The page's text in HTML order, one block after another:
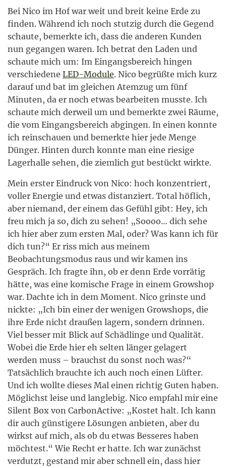
Bei Nico im Hof war weit und breit keine Erde zu
finden. Während ich noch stutzig durch die Gegend
schaute, bemerkte ich, dass die anderen Kunden
nun gegangen waren. Ich betrat den Laden und
schaute mich um: Im Eingangsbereich hingen
verschiedene LED-Module. Nico begrüßte mich kurz
darauf und bat im gleichen Atemzug um fünf
Minuten, da er noch etwas bearbeiten musste. Ich
schaute mich derweil um und bemerkte zwei Räume,
die vom Eingangsbereich abgingen. In einen konnte
ich reinschauen und bemerkte hier jede Menge
Dünger. Hinten durch konnte man eine riesige
Lagerhalle sehen, die ziemlich gut bestückt wirkte.
Mein erster Eindruck von Nico: hoch konzentriert,
voller Energie und etwas distanziert. Total höflich,
aber niemand, der einem das Gefühl gibt: Hey, ich
freu mich ja so, dich zu sehen! „Soooo… dich sehe
ich hier aber zum ersten Mal, oder? Was kann ich für
dich tun?“ Er riss mich aus meinem
Beobachtungsmodus raus und wir kamen ins
Gespräch. Ich fragte ihn, ob er denn Erde vorrätig
hätte, was eine komische Frage in einem Growshop
war. Dachte ich in dem Moment. Nico grinste und
nickte: „Ich bin einer der wenigen Growshops, die
ihre Erde nicht draußen lagern, sondern drinnen.
Viel besser mit Blick auf Schädlinge und Qualität.
Wobei die Erde hier eh selten länger gelagert
werden muss – brauchst du sonst noch was?“
Tatsächlich brauchte ich auch noch einen Lüfter.
Und ich wollte dieses Mal einen richtig Guten haben.
Möglichst leise und langlebig. Nico empfahl mir eine
Silent Box von CarbonActive: „Kostet halt. Ich kann
dir auch günstigere Lösungen anbieten, aber du
wirkst auf mich, als ob du etwas Besseres haben
möchtest.“ Wie Recht er hatte. Ich war zunächst
verdutzt, gestand mir aber schnell ein, dass hier